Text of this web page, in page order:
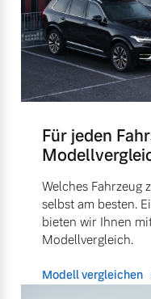
Für jeden
Welches Fahrzeug
selbst am besten.
bieten wir Ihnen
Modellvergleich.
Modell vergleichen